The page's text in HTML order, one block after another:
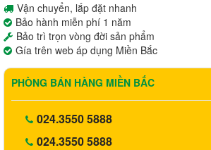
Vận chuyển, lắp đặt nhanh
Bảo hành miễn phí 1 năm
Bảo trì trọn vòng đời sản phẩm
Gía trên web áp dụng Miền Bắc
PHÒNG BÁN HÀNG MIỀN BẮC
024.3550 5888
024.3550 5888